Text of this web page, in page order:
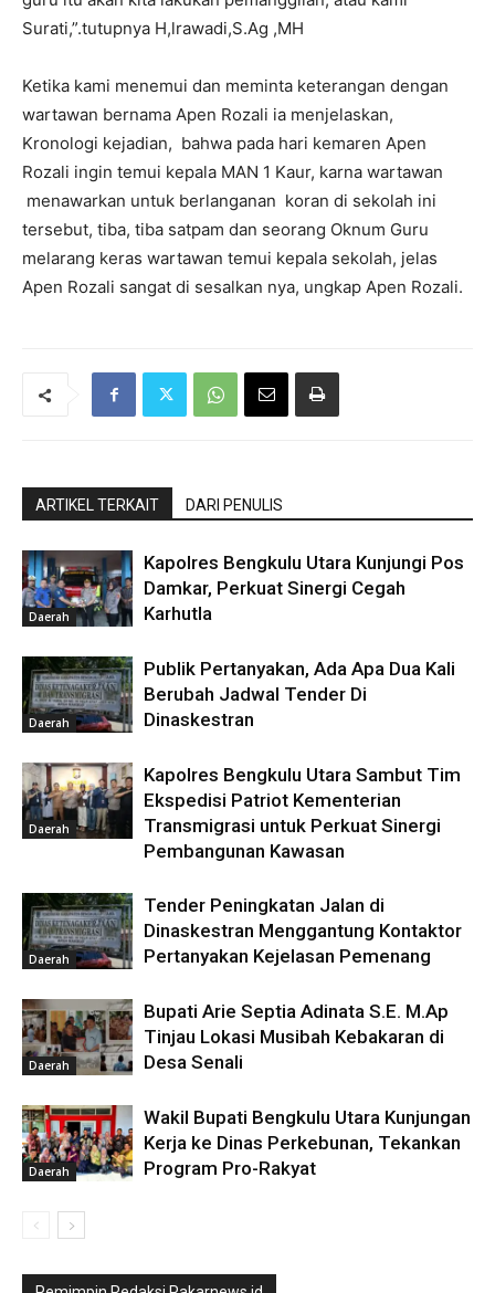
Surati,”.tutupnya H,lrawadi,S.Ag ,MH
Ketika kami menemui dan meminta keterangan dengan
wartawan bernama Apen Rozali ia menjelaskan,
Kronologi kejadian, bahwa pada hari kemaren Apen
Rozali ingin temui kepala MAN 1 Kaur, karna wartawan
menawarkan untuk berlanganan koran di sekolah ini
tersebut, tiba, tiba satpam dan seorang Oknum Guru
melarang keras wartawan temui kepala sekolah, jelas
Apen Rozali sangat di sesalkan nya, ungkap Apen Rozali.
ARTIKEL TERKAIT DARI PENULIS
Daerah
Kapolres Bengkulu Utara Kunjungi Pos
Damkar, Perkuat Sinergi Cegah
Karhutla
Daerah
Publik Pertanyakan, Ada Apa Dua Kali
Berubah Jadwal Tender Di
Dinaskestran
Daerah
Kapolres Bengkulu Utara Sambut Tim
Ekspedisi Patriot Kementerian
Transmigrasi untuk Perkuat Sinergi
Pembangunan Kawasan
Daerah
Tender Peningkatan Jalan di
Dinaskestran Menggantung Kontaktor
Pertanyakan Kejelasan Pemenang
Daerah
Bupati Arie Septia Adinata S.E. M.Ap
Tinjau Lokasi Musibah Kebakaran di
Desa Senali
Daerah
Wakil Bupati Bengkulu Utara Kunjungan
Kerja ke Dinas Perkebunan, Tekankan
Program Pro-Rakyat